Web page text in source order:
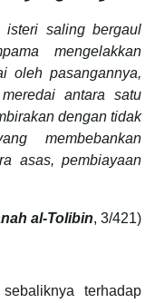
isteri saling bergaul
mengelakkan
oleh pasangannya,
antara satu
dengan tidak
membebankan
asas, pembiayaan
al-Tolibin, 3/421)
terhadap